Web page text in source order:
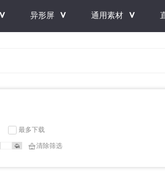
＾ 异形屏 ＾ 通用素材 ＾
最多下载
清除筛选